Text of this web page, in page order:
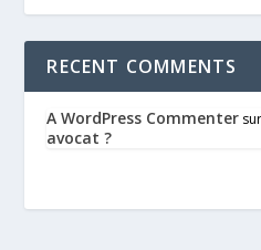
RECENT COMMENTS
A WordPress Commenter sur
avocat ?